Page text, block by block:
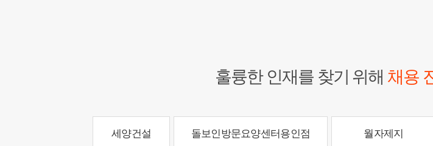
훌륭한 인재를 찾기 위해 채용
세양건설 돌보인방문요양센터용인점 월자제지